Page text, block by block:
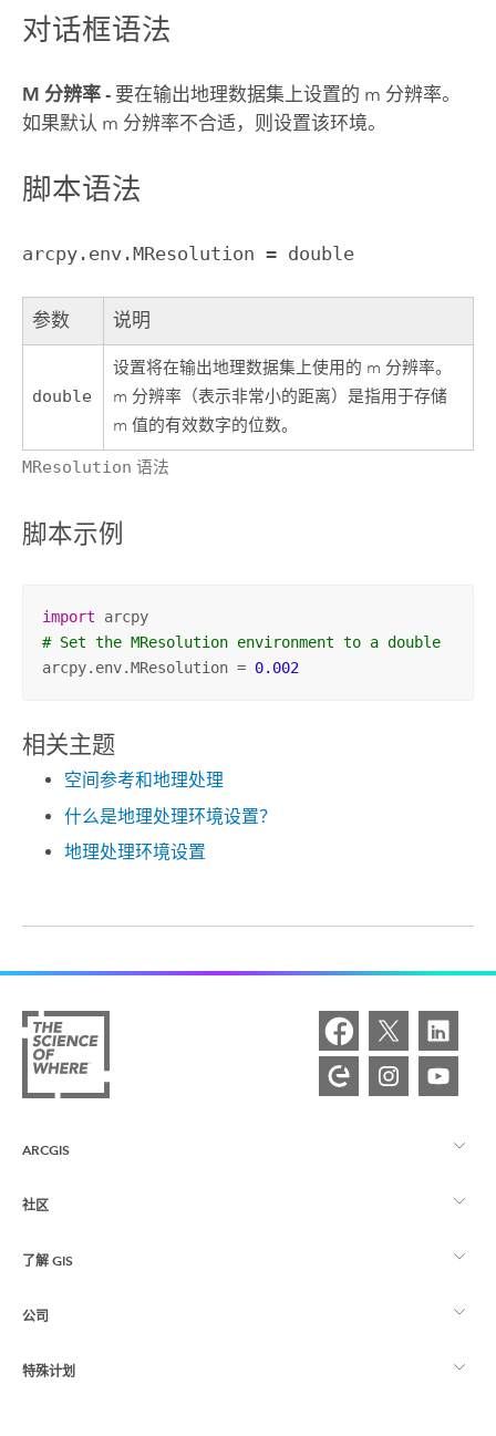
对话框语法
M 分辨率 - 要在输出地理数据集上设置的 m 分辨率。
如果默认 m 分辨率不合适，则设置该环境。
脚本语法
arcpy.env.MResolution = double
参数 说明
double
设置将在输出地理数据集上使用的 m 分辨率。
m 分辨率（表示非常小的距离）是指用于存储
m 值的有效数字的位数。
MResolution 语法
脚本示例
import
arcpy
# Set the MResolution environment to a double
arcpy.env.MResolution = 0.002
相关主题
空间参考和地理处理
什么是地理处理环境设置？
地理处理环境设置
ARCGIS
ArcGIS 概览
制图
社区
Esri 社区
ArcGIS 博客
了解 GIS
什么是 GIS？
位置智能
公司
关于 Esri
特殊计划